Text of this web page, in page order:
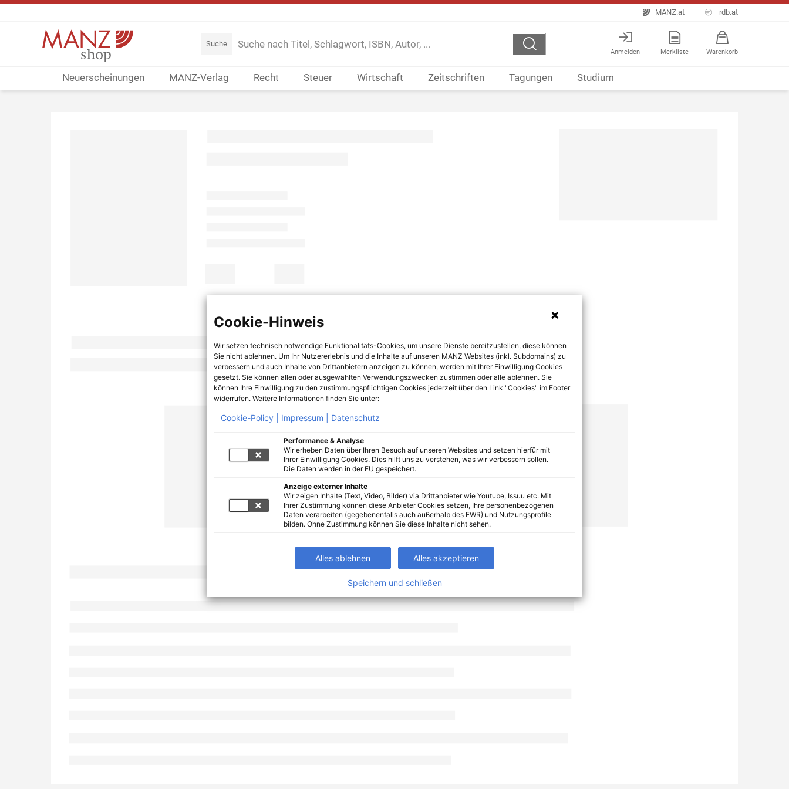
MANZ.at rdb.at
Suche
Anmelden Merkliste Warenkorb
Neuerscheinungen MANZ-Verlag Recht Steuer Wirtschaft Zeitschriften Tagungen Studium
Cookie-Hinweis
Wir setzen technisch notwendige Funktionalitäts-Cookies, um unsere Dienste bereitzustellen, diese können
Sie nicht ablehnen. Um Ihr Nutzererlebnis und die Inhalte auf unseren MANZ Websites (inkl. Subdomains) zu
verbessern und auch Inhalte von Drittanbietern anzeigen zu können, werden mit Ihrer Einwilligung Cookies
gesetzt. Sie können allen oder ausgewählten Verwendungszwecken zustimmen oder alle ablehnen. Sie
können Ihre Einwilligung zu den zustimmungspflichtigen Cookies jederzeit über den Link "Cookies" im Footer
widerrufen. Weitere Informationen finden Sie unter:
Cookie-Policy | Impressum | Datenschutz
Performance & Analyse
Wir erheben Daten über Ihren Besuch auf unseren Websites und setzen hierfür mit
Ihrer Einwilligung Cookies. Dies hilft uns zu verstehen, was wir verbessern sollen.
Die Daten werden in der EU gespeichert.
Anzeige externer Inhalte
Wir zeigen Inhalte (Text, Video, Bilder) via Drittanbieter wie Youtube, Issuu etc. Mit
Ihrer Zustimmung können diese Anbieter Cookies setzen, Ihre personenbezogenen
Daten verarbeiten (gegebenenfalls auch außerhalb des EWR) und Nutzungsprofile
bilden. Ohne Zustimmung können Sie diese Inhalte nicht sehen.
Alles ablehnen Alles akzeptieren
Speichern und schließen